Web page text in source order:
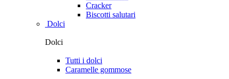
Cracker
Biscotti salutari
Dolci
Dolci
Tutti i dolci
Caramelle gommose